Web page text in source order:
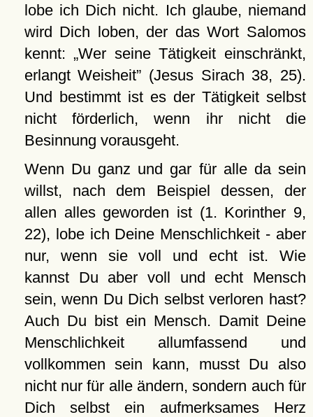
lobe ich Dich nicht. Ich glaube, niemand
wird Dich loben, der das Wort Salomos
kennt: Wer seine Tätigkeit einschränkt,
erlangt Weisheit
(Jesus Sirach 38, 25).
Und bestimmt ist es der Tätigkeit selbst
nicht förderlich, wenn ihr nicht die
Besinnung vorausgeht.
Wenn Du ganz und gar für alle da sein
willst, nach dem Beispiel dessen, der
allen alles geworden ist (1. Korinther 9,
22), lobe ich Deine Menschlichkeit - aber
nur, wenn sie voll und echt ist. Wie
kannst Du aber voll und echt Mensch
sein, wenn Du Dich selbst verloren hast?
Auch Du bist ein Mensch. Damit Deine
Menschlichkeit allumfassend und
vollkommen sein kann, musst Du also
nicht nur für alle ändern, sondern auch für
Dich selbst ein aufmerksames Herz